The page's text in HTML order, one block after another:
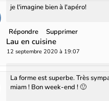
je l'imagine bien à l'apéro!
Répondre Supprimer
Lau en cuisine
12 septembre 2020 à 19:07
La forme est superbe. Très
miam ! Bon week-end ! 🙂